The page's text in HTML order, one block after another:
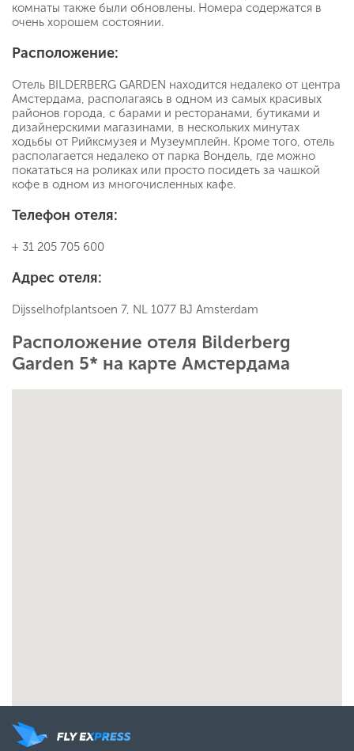
комнаты также были обновлены. Номера содержатся в
очень хорошем состоянии.
Расположение:
Отель BILDERBERG GARDEN находится недалеко от центра
Амстердама, располагаясь в одном из самых красивых
районов города, с барами и ресторанами, бутиками и
дизайнерскими магазинами, в нескольких минутах
ходьбы от Рийксмузея и Музеумплейн. Кроме того, отель
располагается недалеко от парка Вондель, где можно
покататься на роликах или просто посидеть за чашкой
кофе в одном из многочисленных кафе.
Телефон отеля:
+ 31 205 705 600
Адрес отеля:
Dijsselhofplantsoen 7, NL 1077 BJ Amsterdam
Расположение отеля Bilderberg
Garden 5* на карте Амстердама